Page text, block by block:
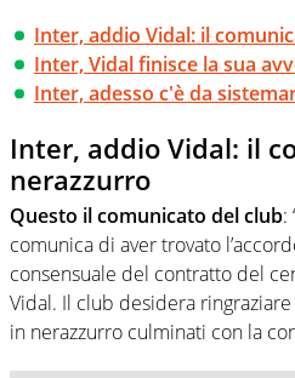
Inter, addio Vidal: il
Inter, Vidal finisce la sua
Inter, adesso c'è da
Inter, addio Vidal: il
nerazzurro
Questo il comunicato del club:
comunica di aver trovato
consensuale del contratto del
Vidal. Il club desidera
in nerazzurro culminati con la